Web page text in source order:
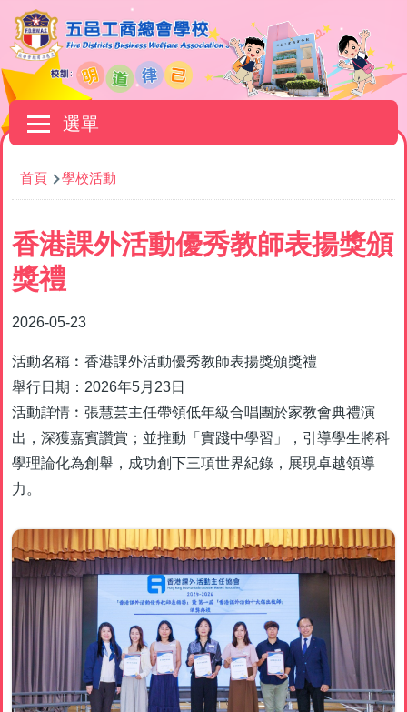
移至主內容
選單
Main
navigation
導
航
連
結
首頁 學校活動
香港課外活動優秀教師表揚獎頒
獎禮
2026-05-23
活動名稱︰香港課外活動優秀教師表揚獎頒獎禮
舉行日期：2026年5月23日
活動詳情︰張慧芸主任帶領低年級合唱團於家教會典禮演
出，深獲嘉賓讚賞；並推動「實踐中學習」，引導學生將科
學理論化為創舉，成功創下三項世界紀錄，展現卓越領導
力。